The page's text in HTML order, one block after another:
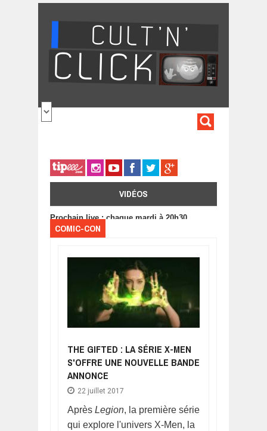
VIDÉOS
Prochain live : chaque mardi à 20h30
COMIC-CON
THE GIFTED : LA SÉRIE X-MEN
S'OFFRE UNE NOUVELLE BANDE
ANNONCE
22 juillet 2017
Après Legion, la première série
qui explore l'univers X-Men, la